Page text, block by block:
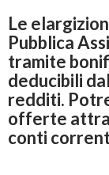
Le
Pubblica
tramite
deducibili
redditi.
offerte
conti